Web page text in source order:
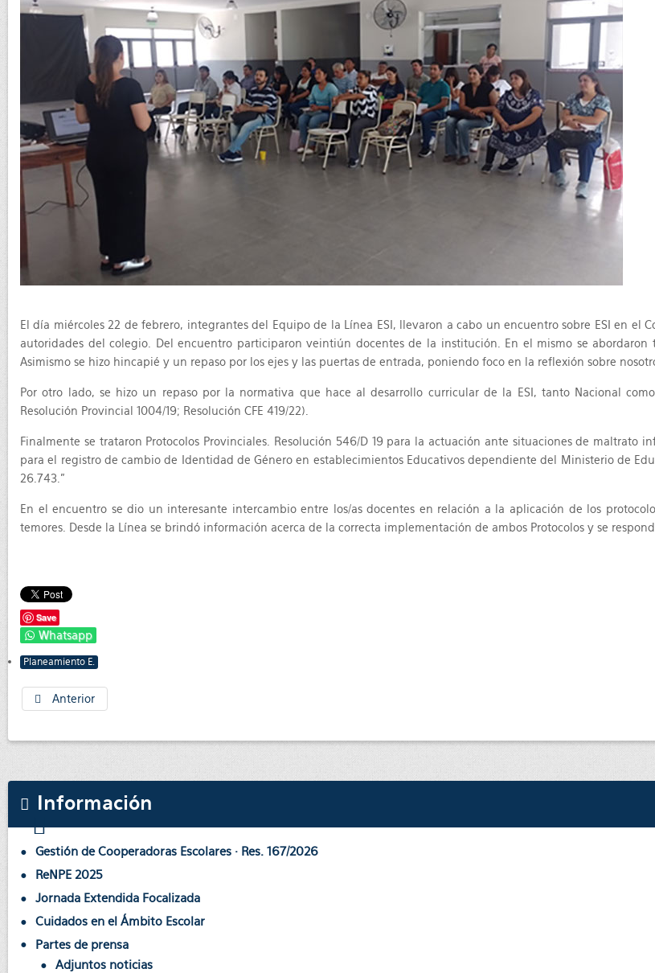
El día miércoles 22 de febrero, integrantes del Equipo de la Línea ESI, llevaron a cabo un encuentro sobre ESI en el
autoridades del colegio. Del encuentro participaron veintiún docentes de la institución. En el mismo se
Asimismo se hizo hincapié y un repaso por los ejes y las puertas de entrada, poniendo foco en la reflexión sobre
Por otro lado, se hizo un repaso por la normativa que hace al desarrollo curricular de la ESI, tanto Nacional
Resolución Provincial 1004/19; Resolución CFE 419/22).
Finalmente se trataron Protocolos Provinciales. Resolución 546/D 19 para la actuación ante situaciones de maltrato
para el registro de cambio de Identidad de Género en establecimientos Educativos dependiente del Ministerio de
26.743.”
En el encuentro se dio un interesante intercambio entre los/as docentes en relación a la aplicación de los
temores. Desde la Línea se brindó información acerca de la correcta implementación de ambos Protocolos y se
Save
Whatsapp
Planeamiento E.
Anterior
Información
Gestión de Cooperadoras Escolares · Res. 167/2026
ReNPE 2025
Jornada Extendida Focalizada
Cuidados en el Ámbito Escolar
Partes de prensa
Adjuntos noticias